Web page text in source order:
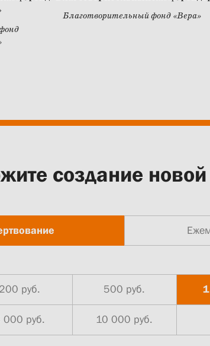
Благотворительный фонд «Вера»
создание
200 руб. 500 руб.
000 руб. 10 000 руб.